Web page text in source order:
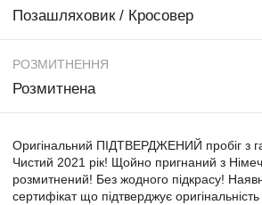
Позашляховик / Кросовер
РОЗМИТНЕННЯ
Розмитнена
Оригінальний ПІДТВЕРДЖЕНИЙ пробіг з
Чистий 2021 рік! Щойно пригнаний з
розмитнений! Без жодного підкрасу!
сертифікат що підтверджує оригінальність